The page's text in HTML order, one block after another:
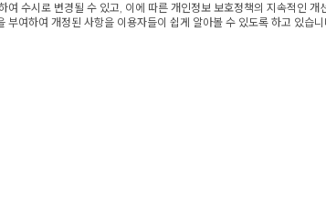
수시로 변경될 수 있고, 이에 따른 개인정보 보호정책의 지속적인
여하여 개정된 사항을 이용자들이 쉽게 알아볼 수 있도록 하고 있습